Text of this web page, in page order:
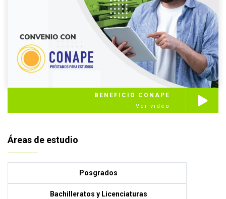
BENEFICIO CONAPE
Ver video
Áreas de estudio
Posgrados
Bachilleratos y Licenciaturas